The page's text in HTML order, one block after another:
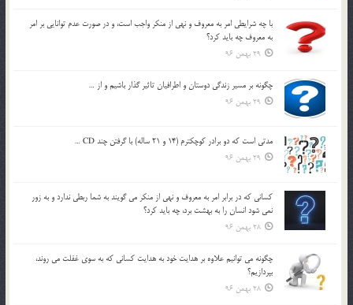
با چه شرايطي امر به معروف و نهي از منکر واجب است، و در صورت عدم توانايي بر امر
به معروف چه بايد کرد؟
29 بهمن 96
چگونه بر مسير زندگي دوستان و اطرافيان تاثير گذار باشيم و از …
29 بهمن 96
مدتي است كه دو برادر كوچكترم (14 و 21 ساله) با گرفتن چند CD …
29 بهمن 96
كساني كه در برابر امر به معروف و نهي از منكر مي گويند به شما ربطي ندارد و به زور
نمي شود انسان را به بهشت برد، چه بايد كرد؟
28 بهمن 96
چگونه مي توانيم علاوه بر هدايت خود به هدايت كساني كه به سوي غفلت مي روند،
بپردازيم؟
28 بهمن 96